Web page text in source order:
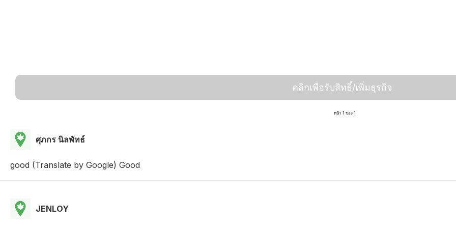
คลิกเพื่อรับสิทธิ์/เพิ่มธุรกิจ
หน้า 1 ของ 1
ศุภกร นิลพัทธ์
good (Translate by Google) Good
JENLOY